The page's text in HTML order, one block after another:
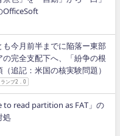
OfficeSoft
今月前半までに陥落ー東部
の完全支配下へ、「紛争の根
追記：米国の核実験問題）
ランプ2．0
to read partition as FAT」の
処